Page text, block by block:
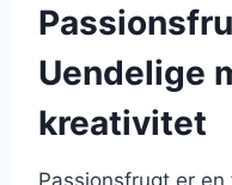
Uendelige
kreativitet
Passionsfrugt er